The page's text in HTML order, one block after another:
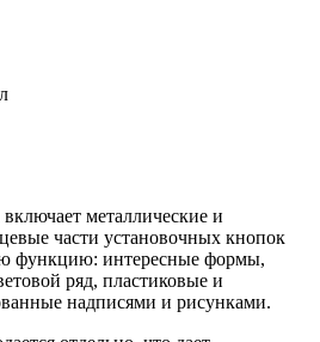
металлические и
части установочных кнопок
функцию: интересные формы,
ряд, пластиковые и
надписями и рисунками.